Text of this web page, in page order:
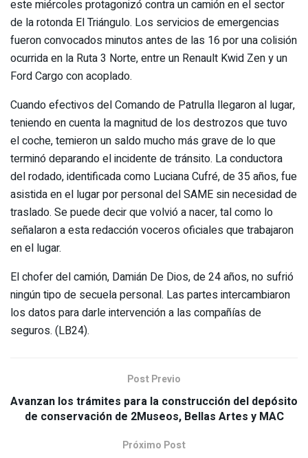
este miércoles protagonizó contra un camión en el sector
de la rotonda El Triángulo. Los servicios de emergencias
fueron convocados minutos antes de las 16 por una colisión
ocurrida en la Ruta 3 Norte, entre un Renault Kwid Zen y un
Ford Cargo con acoplado.
Cuando efectivos del Comando de Patrulla llegaron al lugar,
teniendo en cuenta la magnitud de los destrozos que tuvo
el coche, temieron un saldo mucho más grave de lo que
terminó deparando el incidente de tránsito. La conductora
del rodado, identificada como Luciana Cufré, de 35 años, fue
asistida en el lugar por personal del SAME sin necesidad de
traslado. Se puede decir que volvió a nacer, tal como lo
señalaron a esta redacción voceros oficiales que trabajaron
en el lugar.
El chofer del camión, Damián De Dios, de 24 años, no sufrió
ningún tipo de secuela personal. Las partes intercambiaron
los datos para darle intervención a las compañías de
seguros. (LB24).
Post Previo
Avanzan los trámites para la construcción del depósito
de conservación de 2Museos, Bellas Artes y MAC
Próximo Post